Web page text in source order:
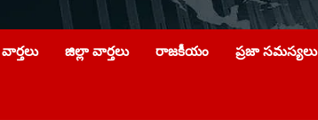
జిల్లా వార్తలు రాజకీయం ప్రజా సమస్యలు